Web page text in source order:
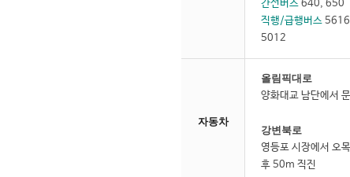
간선버스 640, 650
직행/급행버스
5012
자동차
올림픽대로
양화대교 남단에서
강변북로
영등포 시장에서 오
후 50m 직진